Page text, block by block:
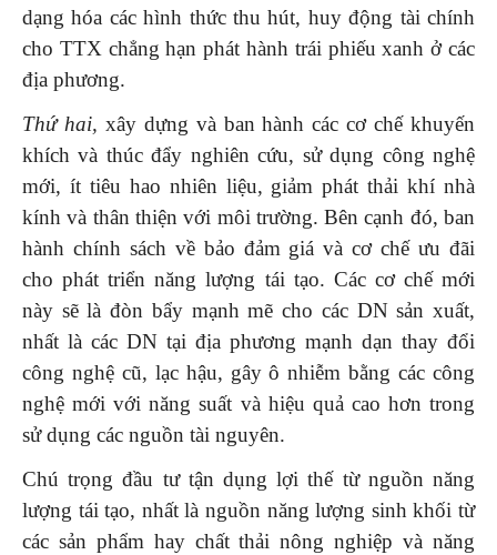
dạng hóa các hình thức thu hút, huy động tài chính
cho TTX chẳng hạn phát hành trái phiếu xanh ở các
địa phương.
Thứ hai, xây dựng và ban hành các cơ chế khuyến
khích và thúc đẩy nghiên cứu, sử dụng công nghệ
mới, ít tiêu hao nhiên liệu, giảm phát thải khí nhà
kính và thân thiện với môi trường. Bên cạnh đó, ban
hành chính sách về bảo đảm giá và cơ chế ưu đãi
cho phát triển năng lượng tái tạo. Các cơ chế mới
này sẽ là đòn bẩy mạnh mẽ cho các DN sản xuất,
nhất là các DN tại địa phương mạnh dạn thay đổi
công nghệ cũ, lạc hậu, gây ô nhiễm bằng các công
nghệ mới với năng suất và hiệu quả cao hơn trong
sử dụng các nguồn tài nguyên.
Chú trọng đầu tư tận dụng lợi thế từ nguồn năng
lượng tái tạo, nhất là nguồn năng lượng sinh khối từ
các sản phẩm hay chất thải nông nghiệp và năng